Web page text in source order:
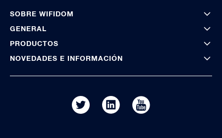
SOBRE WIFIDOM
GENERAL
PRODUCTOS
NOVEDADES E INFORMACIÓN